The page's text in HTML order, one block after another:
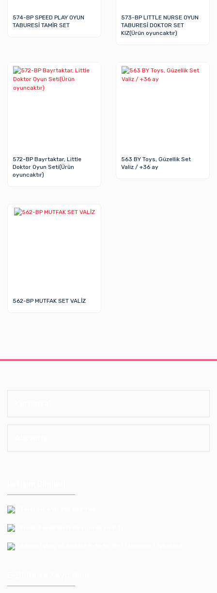
574-BP SPEED PLAY OYUN
TABURESİ TAMİR SET
573-BP LITTLE NURSE OYUN
TABURESİ DOKTOR SET
KIZ(Ürün oyuncaktır)
572-BP Bayrtaktar, Little
Doktor Oyun Seti(Ürün
oyuncaktır)
563 BY Toys, Güzellik Set
Valiz / +36 ay
562-BP MUTFAK SET VALİZ